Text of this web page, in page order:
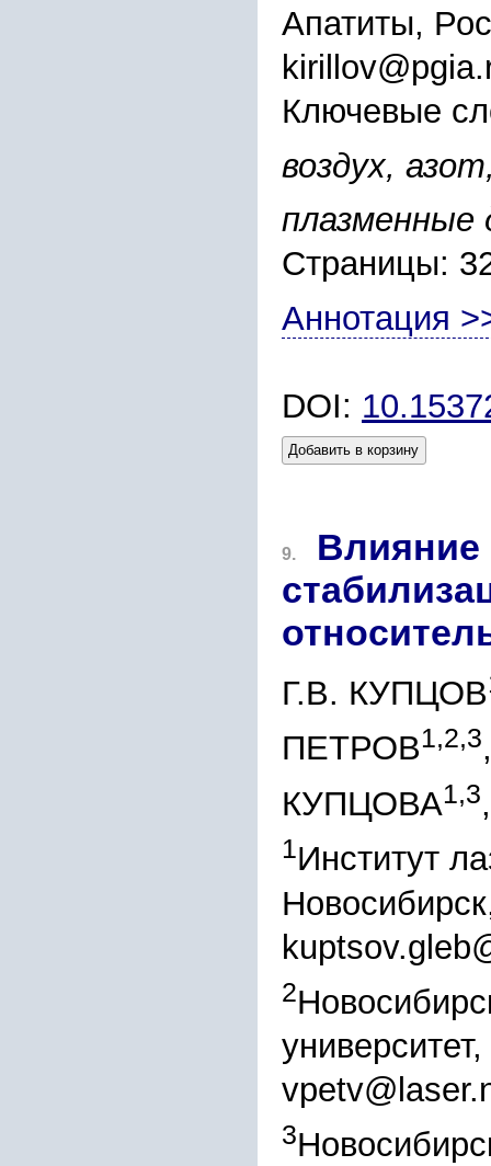
Апатиты,
Ключевые
воздух,
Страницы:
Аннотация
DOI:
Добавить в корзину
9.
Влияние
Г.В. КУПЦОВ
ПЕТРОВ1,2,3
КУПЦОВА1,3
1Институт
2
3